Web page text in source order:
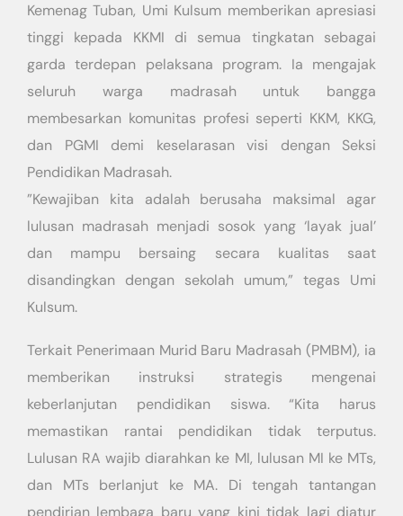
Kemenag Tuban, Umi Kulsum memberikan apresiasi
tinggi kepada KKMI di semua tingkatan sebagai
garda terdepan pelaksana program. Ia mengajak
seluruh warga madrasah untuk bangga
membesarkan komunitas profesi seperti KKM, KKG,
dan PGMI demi keselarasan visi dengan Seksi
Pendidikan Madrasah.
​”Kewajiban kita adalah berusaha maksimal agar
lulusan madrasah menjadi sosok yang ‘layak jual’
dan mampu bersaing secara kualitas saat
disandingkan dengan sekolah umum,” tegas Umi
Kulsum.
​Terkait Penerimaan Murid Baru Madrasah (PMBM), ia
memberikan instruksi strategis mengenai
keberlanjutan pendidikan siswa. “Kita harus
memastikan rantai pendidikan tidak terputus.
Lulusan RA wajib diarahkan ke MI, lulusan MI ke MTs,
dan MTs berlanjut ke MA. Di tengah tantangan
pendirian lembaga baru yang kini tidak lagi diatur